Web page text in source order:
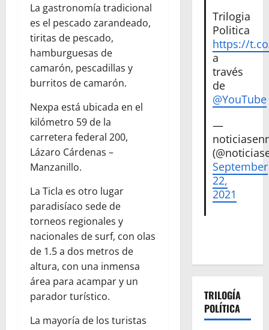
La gastronomía tradicional
es el pescado zarandeado,
tiritas de pescado,
hamburguesas de
camarón, pescadillas y
burritos de camarón.
Nexpa está ubicada en el
kilómetro 59 de la
carretera federal 200,
Lázaro Cárdenas –
Manzanillo.
La Ticla es otro lugar
paradisíaco sede de
torneos regionales y
nacionales de surf, con olas
de 1.5 a dos metros de
altura, con una inmensa
área para acampar y un
parador turístico.
La mayoría de los turistas
Trilogia
Politica
https://
a
través
de
@YouTube
—
September
22,
2021
TRILOGÍA
POLÍTICA